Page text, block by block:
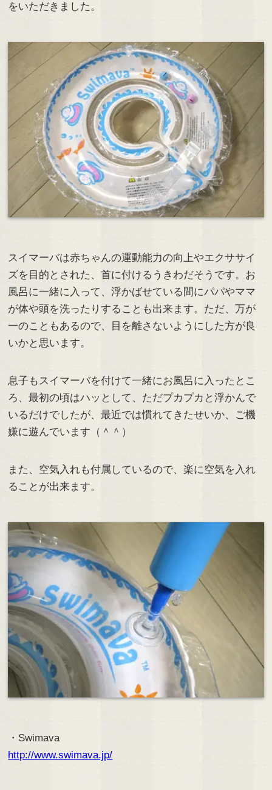
をいただきました。
スイマーバは赤ちゃんの運動能力の向上やエクササイ
ズを目的とされた、首に付けるうきわだそうです。お
風呂に一緒に入って、浮かばせている間にパパやママ
が体や頭を洗ったりすることも出来ます。ただ、万が
一のこともあるので、目を離さないようにした方が良
いかと思います。
息子もスイマーバを付けて一緒にお風呂に入ったとこ
ろ、最初の頃はハッとして、ただプカプカと浮かんで
いるだけでしたが、最近では慣れてきたせいか、ご機
嫌に遊んでいます（＾＾）
また、空気入れも付属しているので、楽に空気を入れ
ることが出来ます。
・Swimava
http://www.swimava.jp/